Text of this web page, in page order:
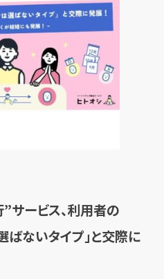
サービス、利用者の
ないタイプ」と交際に